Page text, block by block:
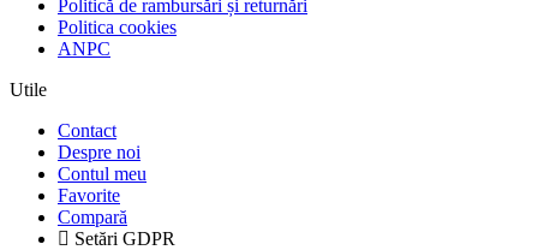
Politică de rambursări și returnări
Politica cookies
ANPC
Utile
Contact
Despre noi
Contul meu
Favorite
Compară
Setări GDPR